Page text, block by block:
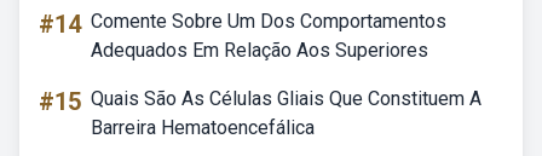
#14 Comente Sobre Um Dos Comportamentos
Adequados Em Relação Aos Superiores
#15 Quais São As Células Gliais Que Constituem A
Barreira Hematoencefálica